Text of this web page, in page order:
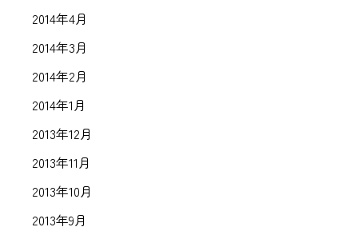
2014年4月
2014年3月
2014年2月
2014年1月
2013年12月
2013年11月
2013年10月
2013年9月